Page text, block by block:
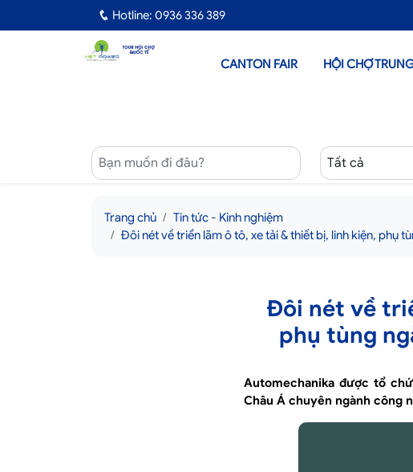
Hotline: 0936 336 389
CANTON FAIR HỘI CHỢ
Trang chủ
Tin tức - Kinh nghiệm
Đôi nét về triển lãm ô tô, xe tải & thiết bị, linh kiện, phụ
Đôi nét về
phụ tùng
Automechanika được tổ
Châu Á chuyên ngành công